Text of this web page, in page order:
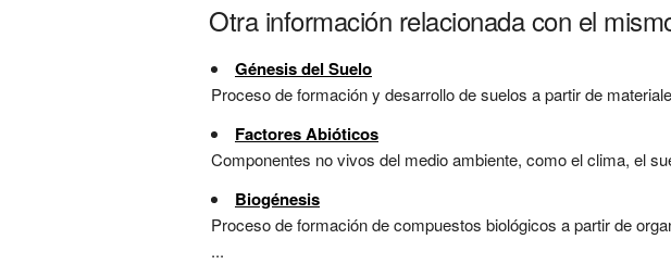
Otra información relacionada con el
Génesis del Suelo
Proceso de formación y desarrollo de suelos a partir de
Factores Abióticos
Componentes no vivos del medio ambiente, como el clima, el
Biogénesis
Proceso de formación de compuestos biológicos a partir de
...